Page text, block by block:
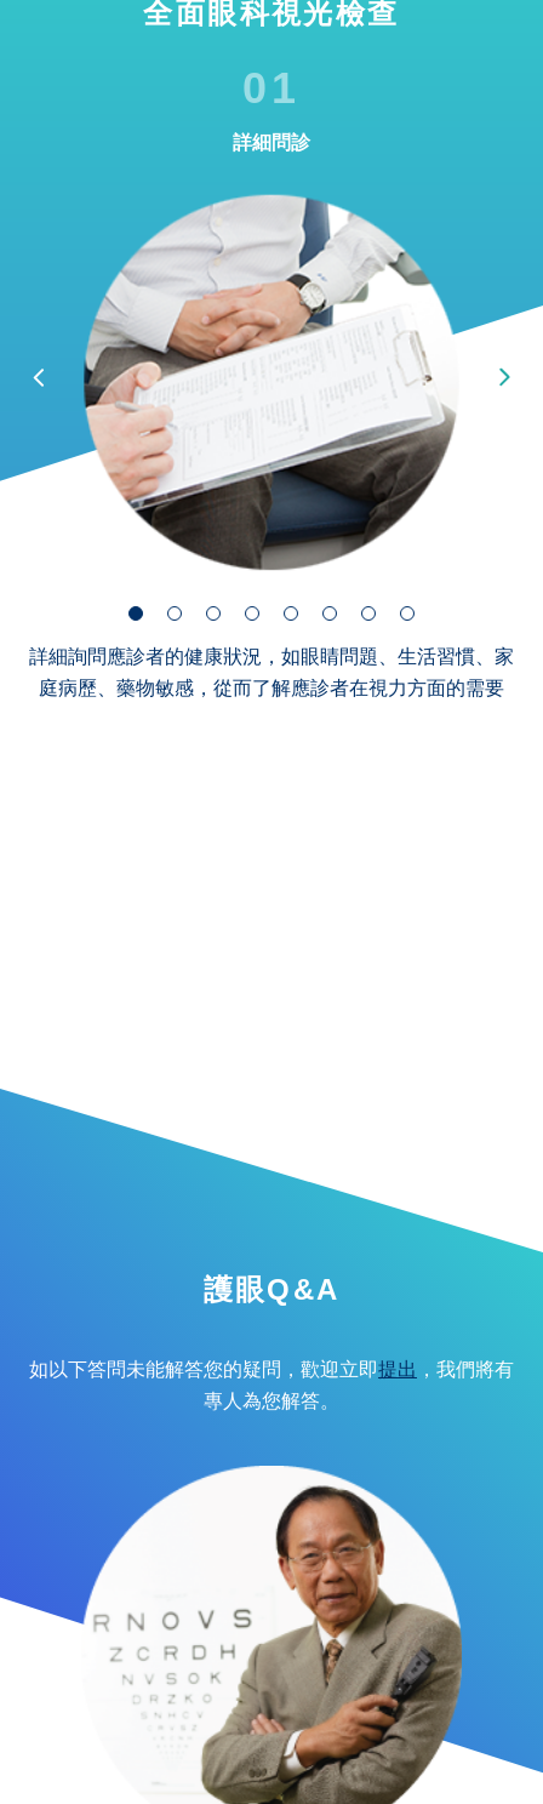
全面眼科視光檢查
01
詳細問診
詳細詢問應診者的健康狀況，如眼睛問題、生活習慣、家
庭病歷、藥物敏感，從而了解應診者在視力方面的需要
護眼Q&A
如以下答問未能解答您的疑問，歡迎立即提出 ，我們將有
專人為您解答。